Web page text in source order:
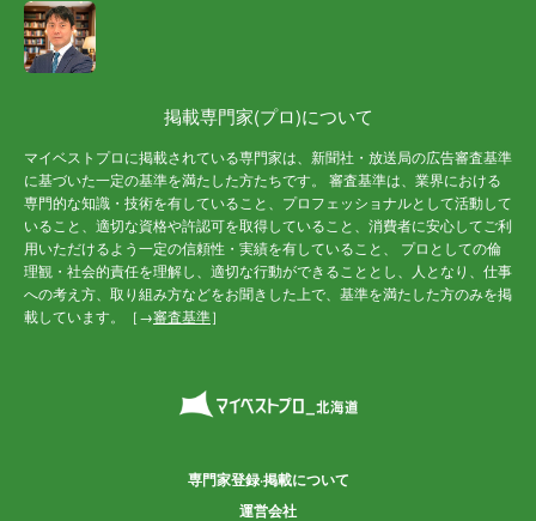
掲載専門家(プロ)について
マイベストプロに掲載されている専門家は、新聞社・放送局の広告審査基準
に基づいた一定の基準を満たした方たちです。 審査基準は、業界における
専門的な知識・技術を有していること、プロフェッショナルとして活動して
いること、適切な資格や許認可を取得していること、消費者に安心してご利
用いただけるよう一定の信頼性・実績を有していること、 プロとしての倫
理観・社会的責任を理解し、適切な行動ができることとし、人となり、仕事
への考え方、取り組み方などをお聞きした上で、基準を満たした方のみを掲
載しています。［→審査基準］
専門家登録·掲載について
運営会社